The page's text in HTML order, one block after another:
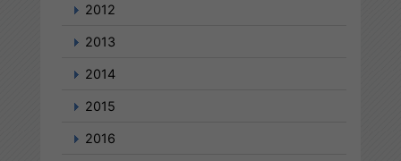
2012
2013
2014
2015
2016